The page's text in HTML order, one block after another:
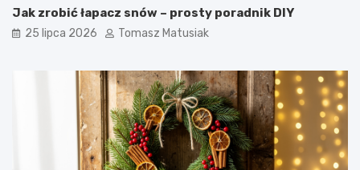
Jak zrobić łapacz snów – prosty poradnik DIY
25 lipca 2026 Tomasz Matusiak